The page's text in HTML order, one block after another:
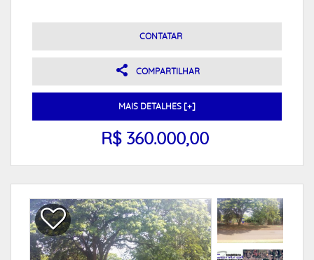
CONTATAR
COMPARTILHAR
MAIS DETALHES [+]
R$ 360.000,00